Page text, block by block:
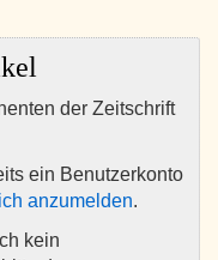
der Zeitschrift
ein Benutzerkonto
anzumelden.
kein